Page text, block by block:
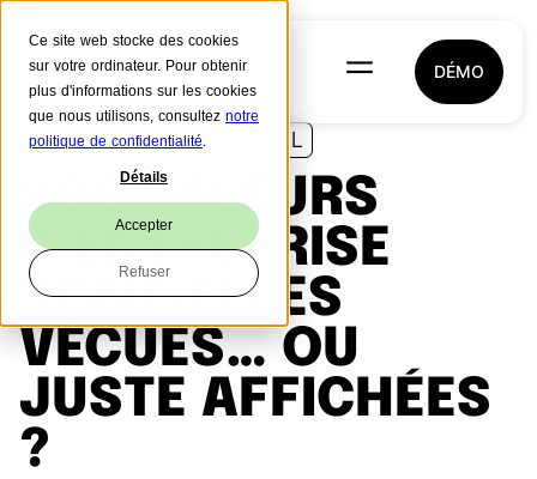
Ce site web stocke des cookies
sur votre ordinateur. Pour obtenir
plus d'informations sur les cookies
que nous utilisons, consultez notre
politique de confidentialité.
Détails
Accepter
Refuser
DÉMO
QUALITÉ DE VIE AU TRAVAIL
VOS VALEURS
D’ENTREPRISE
SONT-ELLES
VÉCUES… OU
JUSTE AFFICHÉES
?